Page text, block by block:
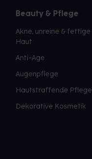
Beauty & Pflege
Akne, unreine & fettige
Haut
Anti-Age
Augenpflege
Hautstraffende Pflege
Dekorative Kosmetik